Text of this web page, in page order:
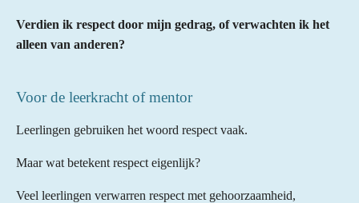
Verdien ik respect door mijn gedrag, of verwachten ik het
alleen van anderen?
Voor de leerkracht of mentor
Leerlingen gebruiken het woord respect vaak.
Maar wat betekent respect eigenlijk?
Veel leerlingen verwarren respect met gehoorzaamheid,